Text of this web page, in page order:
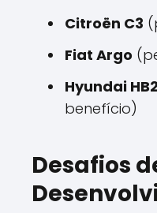
Citroën C3
Fiat Argo
Hyundai
benefício)
Desafios